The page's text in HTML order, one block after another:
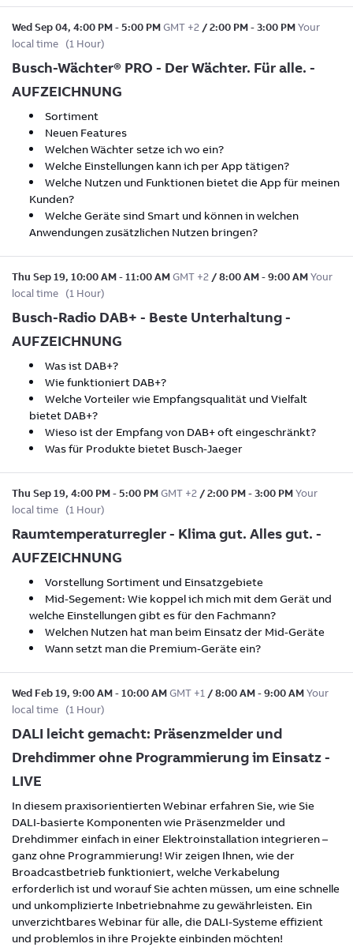
Wed Sep 04, 4:00 PM-5:00 PMGMT +2 /2:00 PM-3:00 PMYour
local time
(1 Hour)
Busch-Wächter® PRO - Der Wächter. Für alle. -
AUFZEICHNUNG
Sortiment
Neuen Features
Welchen Wächter setze ich wo ein?
Welche Einstellungen kann ich per App tätigen?
Welche Nutzen und Funktionen bietet die App für meinen
Kunden?
Welche Geräte sind Smart und können in welchen
Anwendungen zusätzlichen Nutzen bringen?
Thu Sep 19, 10:00 AM-11:00 AMGMT +2 /8:00 AM-9:00 AMYour
local time
(1 Hour)
Busch-Radio DAB+ - Beste Unterhaltung -
AUFZEICHNUNG
Was ist DAB+?
Wie funktioniert DAB+?
Welche Vorteiler wie Empfangsqualität und Vielfalt
bietet DAB+?
Wieso ist der Empfang von DAB+ oft eingeschränkt?
Was für Produkte bietet Busch-Jaeger
Thu Sep 19, 4:00 PM-5:00 PMGMT +2 /2:00 PM-3:00 PMYour
local time
(1 Hour)
Raumtemperaturregler - Klima gut. Alles gut. -
AUFZEICHNUNG
Vorstellung Sortiment und Einsatzgebiete
Mid-Segement: Wie koppel ich mich mit dem Gerät und
welche Einstellungen gibt es für den Fachmann?
Welchen Nutzen hat man beim Einsatz der Mid-Geräte
Wann setzt man die Premium-Geräte ein?
Wed Feb 19, 9:00 AM-10:00 AMGMT +1 /8:00 AM-9:00 AMYour
local time
(1 Hour)
DALI leicht gemacht: Präsenzmelder und
Drehdimmer ohne Programmierung im Einsatz -
LIVE
In diesem praxisorientierten Webinar erfahren Sie, wie Sie
DALI-basierte Komponenten wie Präsenzmelder und
Drehdimmer einfach in einer Elektroinstallation integrieren –
ganz ohne Programmierung! Wir zeigen Ihnen, wie der
Broadcastbetrieb funktioniert, welche Verkabelung
erforderlich ist und worauf Sie achten müssen, um eine schnelle
und unkomplizierte Inbetriebnahme zu gewährleisten. Ein
unverzichtbares Webinar für alle, die DALI-Systeme effizient
und problemlos in ihre Projekte einbinden möchten!